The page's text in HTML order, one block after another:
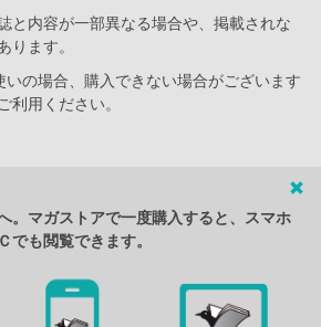
と内容が一部異なる場合や、掲載されな
ります。
の場合、購入できない場合がございます
利用ください。
。マガストアで一度購入すると、スマホ
でも閲覧できます。